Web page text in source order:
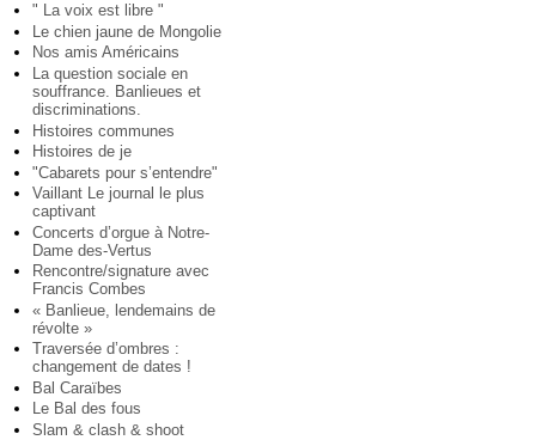
" La voix est libre "
Le chien jaune de Mongolie
Nos amis Américains
La question sociale en
souffrance. Banlieues et
discriminations.
Histoires communes
Histoires de je
"Cabarets pour s’entendre"
Vaillant Le journal le plus
captivant
Concerts d’orgue à Notre-
Dame des-Vertus
Rencontre/signature avec
Francis Combes
« Banlieue, lendemains de
révolte »
Traversée d’ombres :
changement de dates !
Bal Caraïbes
Le Bal des fous
Slam & clash & shoot